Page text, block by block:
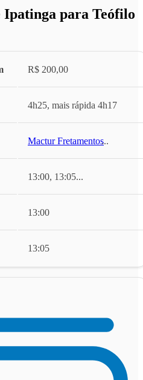
Ipatinga para Teófilo
R$ 200,00
4h25, mais rápida 4h17
Mactur Fretamentos...
13:00, 13:05...
13:00
13:05